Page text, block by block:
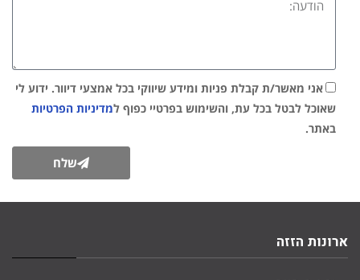
אני מאשר/ת קבלת פניות ומידע שיווקי בכל אמצעי דיוור. ידוע לי
שאוכל לבטל בכל עת, והשימוש בפרטיי כפוף למדיניות הפרטיות
באתר.
שלח
ארונות הזזה